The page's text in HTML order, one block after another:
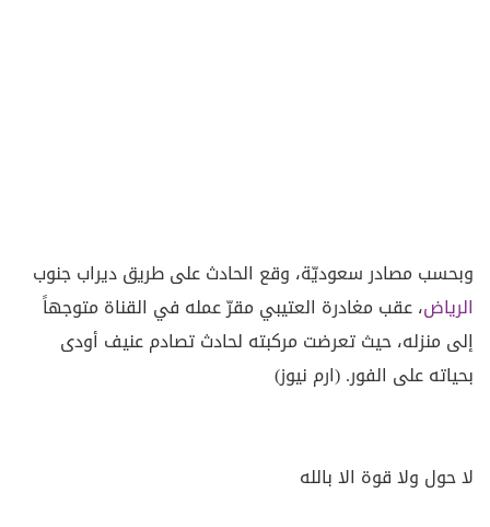
وبحسب مصادر سعوديّة، وقع الحادث على طريق ديراب جنوب
الرياض، عقب مغادرة العتيبي مقرّ عمله في القناة متوجهاً
إلى منزله، حيث تعرضت مركبته لحادث تصادم عنيف أودى
بحياته على الفور. (ارم نيوز)
لا حول ولا قوة الا بالله